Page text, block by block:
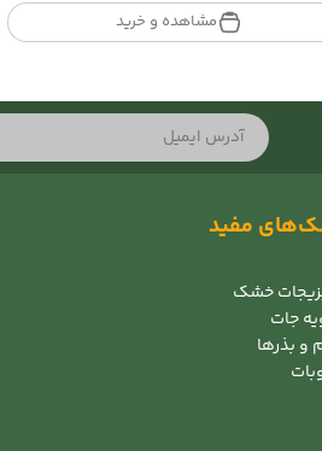
تومان75.000
through
مشاهده و خرید
مفید
خشک
جات
و بذرها